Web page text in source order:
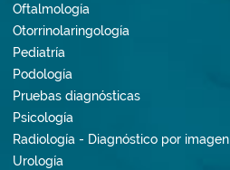
Oftalmología
Otorrinolaringología
Pediatría
Podología
Pruebas diagnósticas
Psicología
Radiología - Diagnóstico por imagen
Urología